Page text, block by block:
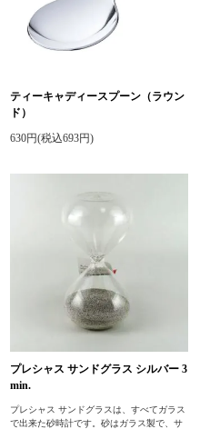
ティーキャディースプーン（ラウン
ド）
630円(税込693円)
プレシャス サンドグラス シルバー 3
min.
プレシャス サンドグラスは、すべてガラス
で出来た砂時計です。砂はガラス製で、サ